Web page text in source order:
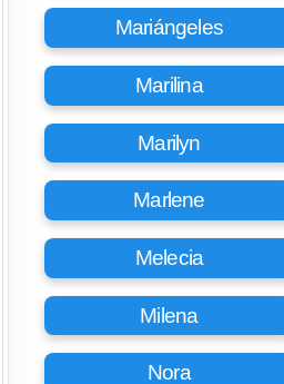
Mariángeles
Marilina
Marilyn
Marlene
Melecia
Milena
Nora